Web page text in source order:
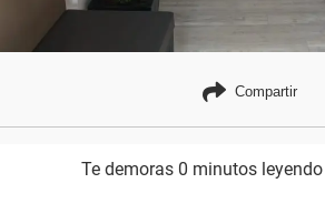
Compartir
Te demoras 0 minutos